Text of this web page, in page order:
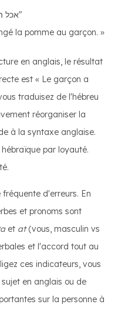
Hébreu : "אכל הילד את התפוח"
la pomme au garçon. »
en anglais, le résultat
est « Le garçon a
traduisez de l'hébreu
réorganiser la
à la syntaxe anglaise.
par loyauté.
d'erreurs. En
et pronoms sont
et at(vous, masculin vs
et l'accord tout au
ces indicateurs, vous
en anglais ou de
sur la personne à